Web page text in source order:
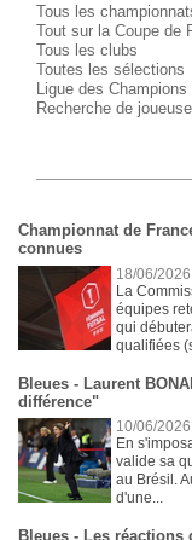
Tous les
Tout sur la Coupe de
Tous les clubs
Toutes les sélections
Ligue des Champions
Recherche de joueuse
Championnat de
connues
18/06/
La
équipes
qui
qualifiées
Bleues - Laurent
différence"
10/06/
En
valide sa
au Brésil.
d'une...
Bleues - Les réactions